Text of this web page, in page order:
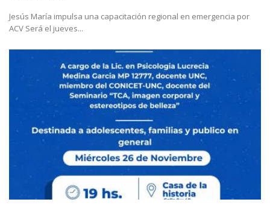
Jesús María impulsa una capacitación regional en emergencia por
ACV Será el jueves...